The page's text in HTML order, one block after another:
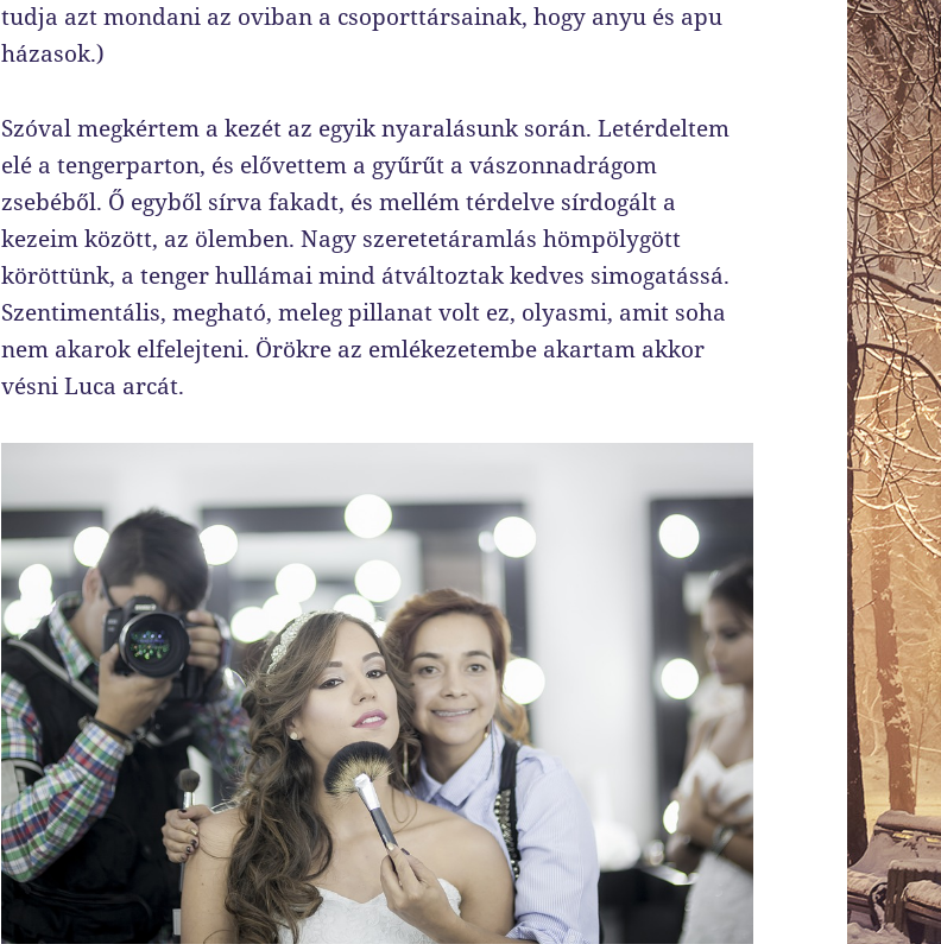
tudja azt mondani az oviban a csoporttársainak, hogy anyu és apu
házasok.)
Szóval megkértem a kezét az egyik nyaralásunk során. Letérdeltem
elé a tengerparton, és elővettem a gyűrűt a vászonnadrágom
zsebéből. Ő egyből sírva fakadt, és mellém térdelve sírdogált a
kezeim között, az ölemben. Nagy szeretetáramlás hömpölygött
köröttünk, a tenger hullámai mind átváltoztak kedves simogatássá.
Szentimentális, megható, meleg pillanat volt ez, olyasmi, amit soha
nem akarok elfelejteni. Örökre az emlékezetembe akartam akkor
vésni Luca arcát.